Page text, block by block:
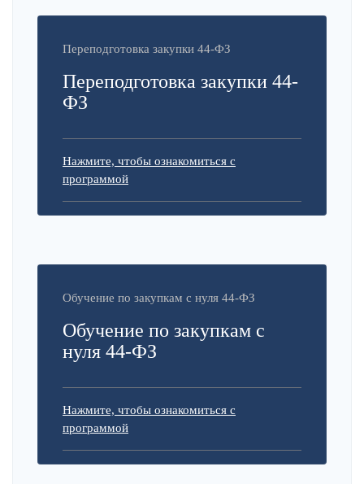
Переподготовка закупки 44-ФЗ
Переподготовка закупки 44-
ФЗ
Нажмите, чтобы ознакомиться с
программой
Обучение по закупкам с нуля 44-ФЗ
Обучение по закупкам с
нуля 44-ФЗ
Нажмите, чтобы ознакомиться с
программой